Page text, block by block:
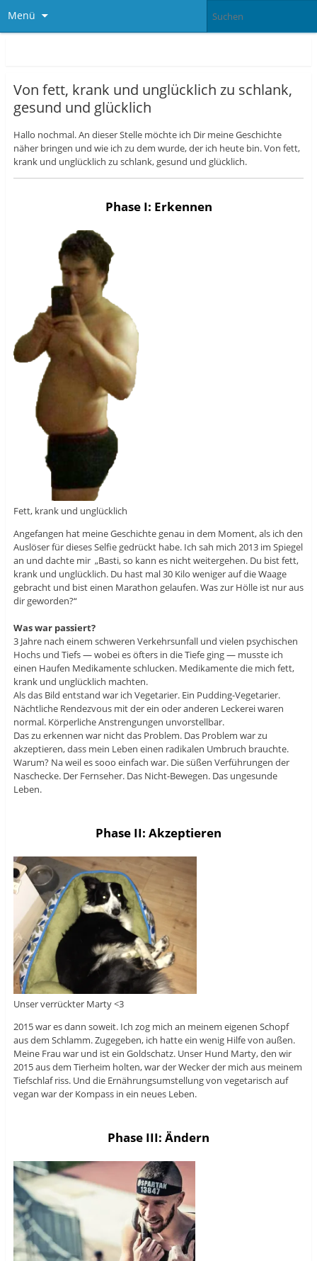
Menü
Von fett, krank und unglücklich zu schlank,
gesund und glücklich
Hallo nochmal. An dieser Stelle möchte ich Dir meine Geschichte
näher bringen und wie ich zu dem wurde, der ich heute bin. Von fett,
krank und unglücklich zu schlank, gesund und glücklich.
Phase I: Erkennen
Fett, krank und unglücklich
Angefangen hat meine Geschichte genau in dem Moment, als ich den
Auslöser für dieses Selfie gedrückt habe. Ich sah mich 2013 im Spiegel
an und dachte mir „Basti, so kann es nicht weitergehen. Du bist fett,
krank und unglücklich. Du hast mal 30 Kilo weniger auf die Waage
gebracht und bist einen Marathon gelaufen. Was zur Hölle ist nur aus
dir geworden?“
Was war passiert?
3 Jahre nach einem schweren Verkehrsunfall und vielen psychischen
Hochs und Tiefs — wobei es öfters in die Tiefe ging — musste ich
einen Haufen Medikamente schlucken. Medikamente die mich fett,
krank und unglücklich machten.
Als das Bild entstand war ich Vegetarier. Ein Pudding-Vegetarier.
Nächtliche Rendezvous mit der ein oder anderen Leckerei waren
normal. Körperliche Anstrengungen unvorstellbar.
Das zu erkennen war nicht das Problem. Das Problem war zu
akzeptieren, dass mein Leben einen radikalen Umbruch brauchte.
Warum? Na weil es sooo einfach war. Die süßen Verführungen der
Naschecke. Der Fernseher. Das Nicht-Bewegen. Das ungesunde
Leben.
Phase II: Akzeptieren
Unser verrückter Marty <3
2015 war es dann soweit. Ich zog mich an meinem eigenen Schopf
aus dem Schlamm. Zugegeben, ich hatte ein wenig Hilfe von außen.
Meine Frau war und ist ein Goldschatz. Unser Hund Marty, den wir
2015 aus dem Tierheim holten, war der Wecker der mich aus meinem
Tiefschlaf riss. Und die Ernährungsumstellung von vegetarisch auf
vegan war der Kompass in ein neues Leben.
Phase III: Ändern